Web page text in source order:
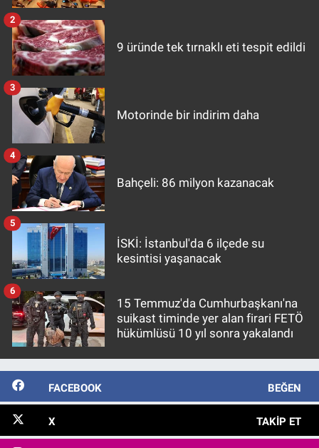
9 üründe tek tırnaklı eti tespit edildi
2
Motorinde bir indirim daha
3
Bahçeli: 86 milyon kazanacak
4
İSKİ: İstanbul'da 6 ilçede su
kesintisi yaşanacak
5
15 Temmuz'da Cumhurbaşkanı'na
suikast timinde yer alan firari FETÖ
hükümlüsü 10 yıl sonra yakalandı
6
FACEBOOK BEĞEN
X TAKIP ET